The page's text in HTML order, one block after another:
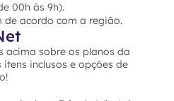
00h às 9h).
de acordo com a região.
acima sobre os planos da
inclusos e opções de